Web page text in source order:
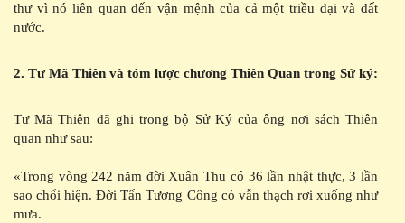
thư vì nó liên quan đến vận mệnh của cả một triều đại và đất
nước.
2. Tư Mã Thiên và tóm lược chương Thiên Quan trong Sử ký:
Tư Mã Thiên đã ghi trong bộ Sử Ký của ông nơi sách Thiên
quan như sau:
«Trong vòng 242 năm đời Xuân Thu có 36 lần nhật thực, 3 lần
sao chổi hiện. Đời Tấn Tương Công có vẫn thạch rơi xuống như
mưa.